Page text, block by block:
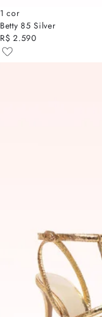
1 cor
Betty 85 Silver
R$ 2.590